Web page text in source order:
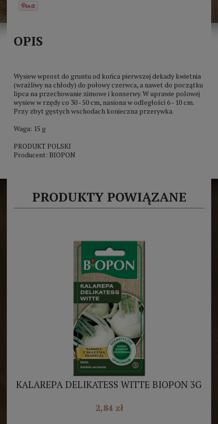
OPIS
Wysiew wprost do gruntu od końca pierwszej dekady kwietnia
(wrażliwy na chłody) do połowy czerwca, a nawet do początku
lipca na przechowanie zimowe i konserwy. W uprawie polowej
wysiew w rzędy co 30 - 50 cm, nasiona w odległości 6 - 10 cm.
Przy zbyt gęstych wschodach konieczna przerywka.
Waga: 15 g
PRODUKT POLSKI
Producent: BIOPON
PRODUKTY POWIĄZANE
KALAREPA DELIKATESS WITTE BIOPON 3G
2,84 zł